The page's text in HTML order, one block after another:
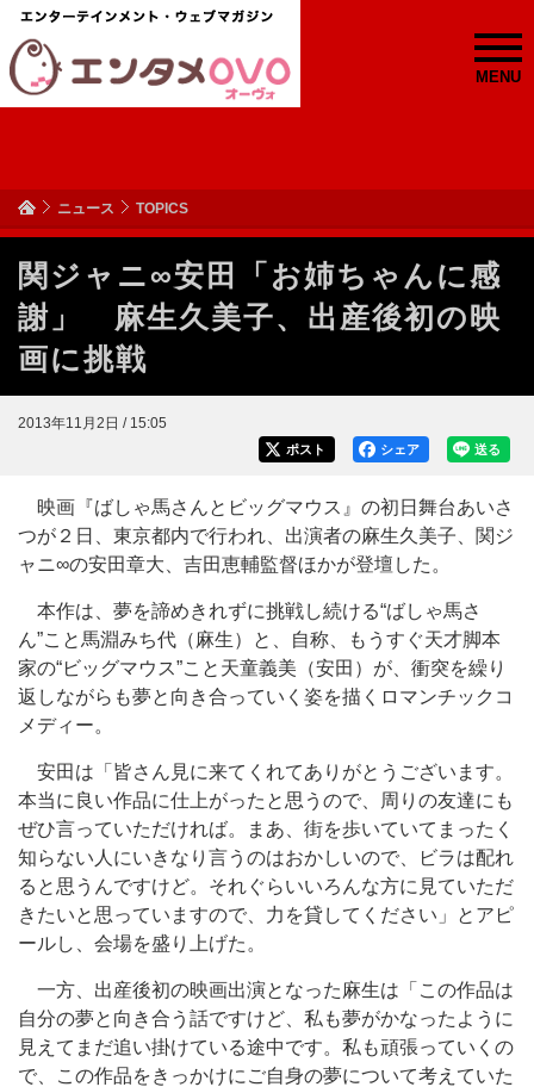
MENU
ニュース TOPICS
関ジャニ∞安田「お姉ちゃんに感
謝」 麻生久美子、出産後初の映
画に挑戦
2013年11月2日 / 15:05
送る
シェア
ポスト
映画『ばしゃ馬さんとビッグマウス』の初日舞台あいさ
つが２日、東京都内で行われ、出演者の麻生久美子、関ジ
ャニ∞の安田章大、吉田恵輔監督ほかが登壇した。
本作は、夢を諦めきれずに挑戦し続ける“ばしゃ馬さ
ん”こと馬淵みち代（麻生）と、自称、もうすぐ天才脚本
家の“ビッグマウス”こと天童義美（安田）が、衝突を繰り
返しながらも夢と向き合っていく姿を描くロマンチックコ
メディー。
安田は「皆さん見に来てくれてありがとうございます。
本当に良い作品に仕上がったと思うので、周りの友達にも
ぜひ言っていただければ。まあ、街を歩いていてまったく
知らない人にいきなり言うのはおかしいので、ビラは配れ
ると思うんですけど。それぐらいいろんな方に見ていただ
きたいと思っていますので、力を貸してください」とアピ
ールし、会場を盛り上げた。
一方、出産後初の映画出演となった麻生は「この作品は
自分の夢と向き合う話ですけど、私も夢がかなったように
見えてまだ追い掛けている途中です。私も頑張っていくの
で、この作品をきっかけにご自身の夢について考えていた